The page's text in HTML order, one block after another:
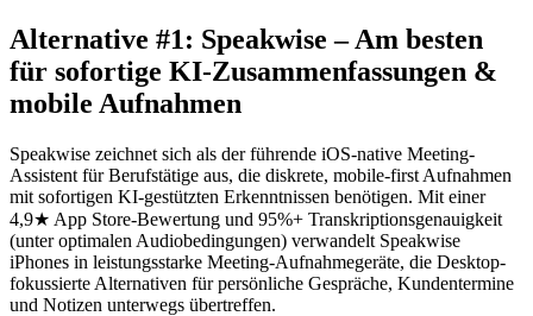
Alternative #1: Speakwise – Am besten
für sofortige KI-Zusammenfassungen &
mobile Aufnahmen
Speakwise zeichnet sich als der führende iOS-native Meeting-
Assistent für Berufstätige aus, die diskrete, mobile-first Aufnahmen
mit sofortigen KI-gestützten Erkenntnissen benötigen. Mit einer
4,9★ App Store-Bewertung und 95%+ Transkriptionsgenauigkeit
(unter optimalen Audiobedingungen) verwandelt Speakwise
iPhones in leistungsstarke Meeting-Aufnahmegeräte, die Desktop-
fokussierte Alternativen für persönliche Gespräche, Kundentermine
und Notizen unterwegs übertreffen.